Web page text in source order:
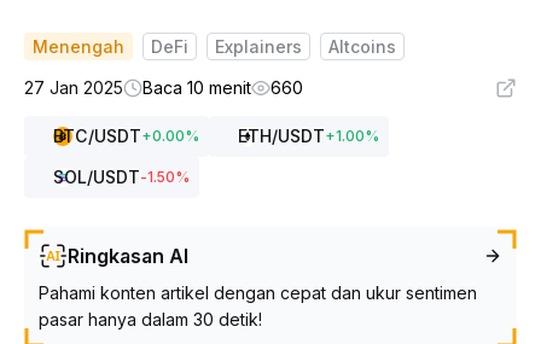
Menengah DeFi Explainers
Altcoins
27 Jan 2025
Baca 10 menit 660
BTC/USDT+0.00% ETH/USDT+1.00%
SOL/USDT-1.50%
Ringkasan AI
Pahami konten artikel dengan cepat dan ukur sentimen
pasar hanya dalam 30 detik!